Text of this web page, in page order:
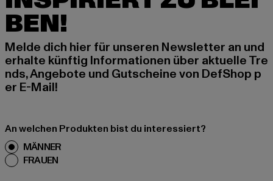
BEN!
Melde dich hier für unseren Newsletter an und
erhalte künftig Informationen über aktuelle Tre
nds, Angebote und Gutscheine von DefShop p
er E-Mail!
An welchen Produkten bist du interessiert?
MÄNNER
FRAUEN